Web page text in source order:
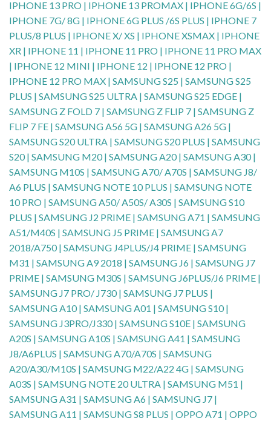
IPHONE 13 PRO | IPHONE 13 PROMAX | IPHONE 6G/6S |
IPHONE 7G/ 8G | IPHONE 6G PLUS /6S PLUS | IPHONE 7
PLUS/8 PLUS | IPHONE X/ XS | IPHONE XSMAX | IPHONE
XR | IPHONE 11 | IPHONE 11 PRO | IPHONE 11 PRO MAX
| IPHONE 12 MINI | IPHONE 12 | IPHONE 12 PRO |
IPHONE 12 PRO MAX | SAMSUNG S25 | SAMSUNG S25
PLUS | SAMSUNG S25 ULTRA | SAMSUNG S25 EDGE |
SAMSUNG Z FOLD 7 | SAMSUNG Z FLIP 7 | SAMSUNG Z
FLIP 7 FE | SAMSUNG A56 5G | SAMSUNG A26 5G |
SAMSUNG S20 ULTRA | SAMSUNG S20 PLUS | SAMSUNG
S20 | SAMSUNG M20 | SAMSUNG A20 | SAMSUNG A30 |
SAMSUNG M10S | SAMSUNG A70/ A70S | SAMSUNG J8/
A6 PLUS | SAMSUNG NOTE 10 PLUS | SAMSUNG NOTE
10 PRO | SAMSUNG A50/ A50S/ A30S | SAMSUNG S10
PLUS | SAMSUNG J2 PRIME | SAMSUNG A71 | SAMSUNG
A51/M40S | SAMSUNG J5 PRIME | SAMSUNG A7
2018/A750 | SAMSUNG J4PLUS/J4 PRIME | SAMSUNG
M31 | SAMSUNG A9 2018 | SAMSUNG J6 | SAMSUNG J7
PRIME | SAMSUNG M30S | SAMSUNG J6PLUS/J6 PRIME |
SAMSUNG J7 PRO/ J730 | SAMSUNG J7 PLUS |
SAMSUNG A10 | SAMSUNG A01 | SAMSUNG S10 |
SAMSUNG J3PRO/J330 | SAMSUNG S10E | SAMSUNG
A20S | SAMSUNG A10S | SAMSUNG A41 | SAMSUNG
J8/A6PLUS | SAMSUNG A70/A70S | SAMSUNG
A20/A30/M10S | SAMSUNG M22/A22 4G | SAMSUNG
A03S | SAMSUNG NOTE 20 ULTRA | SAMSUNG M51 |
SAMSUNG A31 | SAMSUNG A6 | SAMSUNG J7 |
SAMSUNG A11 | SAMSUNG S8 PLUS | OPPO A71 | OPPO